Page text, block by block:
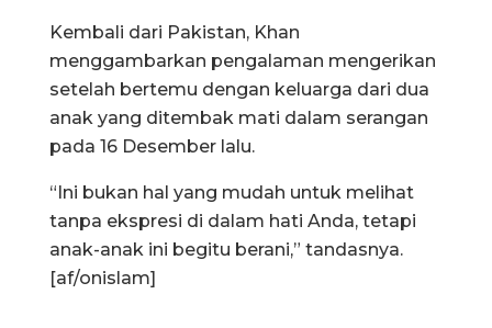
Kembali dari Pakistan, Khan
menggambarkan pengalaman mengerikan
setelah bertemu dengan keluarga dari dua
anak yang ditembak mati dalam serangan
pada 16 Desember lalu.
“Ini bukan hal yang mudah untuk melihat
tanpa ekspresi di dalam hati Anda, tetapi
anak-anak ini begitu berani,” tandasnya.
[af/onislam]